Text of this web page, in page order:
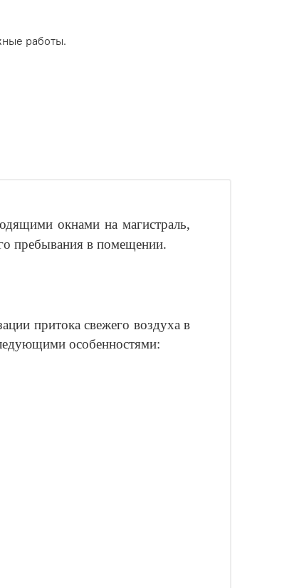
работы.
окнами на магистраль,
пребывания в помещении.
притока свежего воздуха в
особенностями: